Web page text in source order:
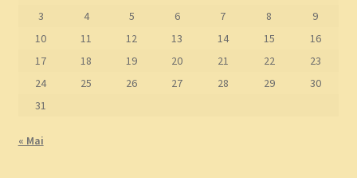
3
4 5 6 7 8
9
10
11 12 13 14 15
16
17
18 19 20 21 22
23
24
25 26 27 28 29
30
31
« Mai